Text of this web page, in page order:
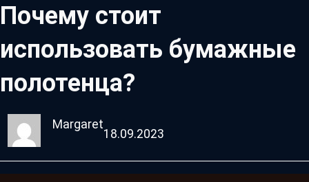
Почему стоит
использовать бумажные
полотенца?
Margaret
18.09.2023